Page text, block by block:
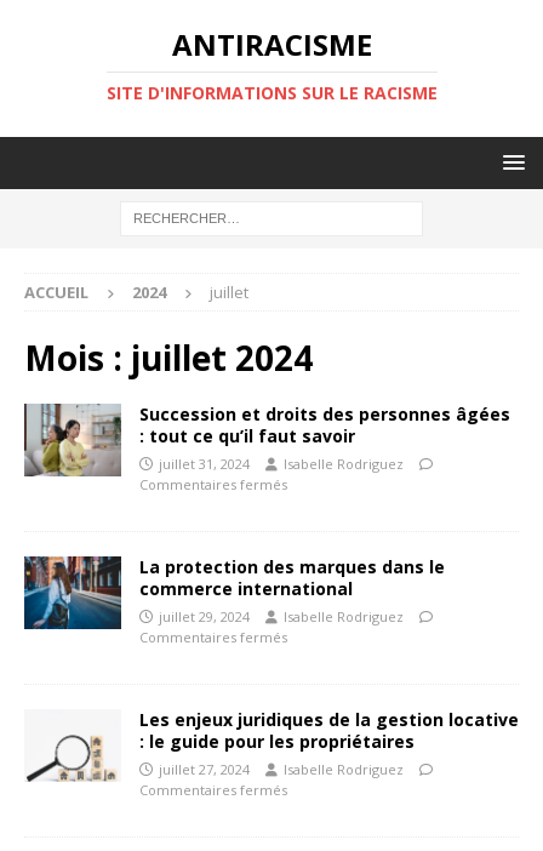
ANTIRACISME
SITE D'INFORMATIONS SUR LE RACISME
ACCUEIL 2024 juillet
Mois : juillet 2024
Succession et droits des personnes âgées
: tout ce qu’il faut savoir
juillet 31, 2024
Isabelle Rodriguez
Commentaires fermés
La protection des marques dans le
commerce international
juillet 29, 2024
Isabelle Rodriguez
Commentaires fermés
Les enjeux juridiques de la gestion locative
: le guide pour les propriétaires
juillet 27, 2024
Isabelle Rodriguez
Commentaires fermés